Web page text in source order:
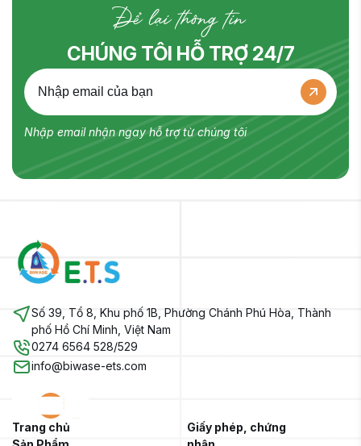
Để lại thông tin
CHÚNG TÔI HỖ TRỢ 24/7
Nhập email nhận ngay hỗ trợ từ chúng tôi
Số 39, Tổ 8, Khu phố 1B, Phường Chánh Phú Hòa, Thành
phố Hồ Chí Minh, Việt Nam
0274 6564 528/529
info@biwase-ets.com
Trang chủ
Giấy phép, chứng